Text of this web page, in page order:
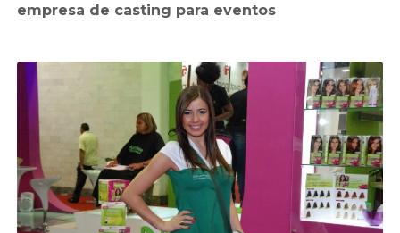
empresa de casting para eventos